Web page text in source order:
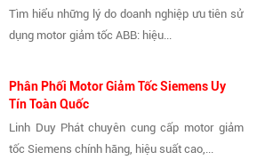
Tìm hiểu những lý do doanh nghiệp ưu tiên sử
dụng motor giảm tốc ABB: hiệu...
Phân Phối Motor Giảm Tốc Siemens Uy
Tín Toàn Quốc
Linh Duy Phát chuyên cung cấp motor giảm
tốc Siemens chính hãng, hiệu suất cao,...